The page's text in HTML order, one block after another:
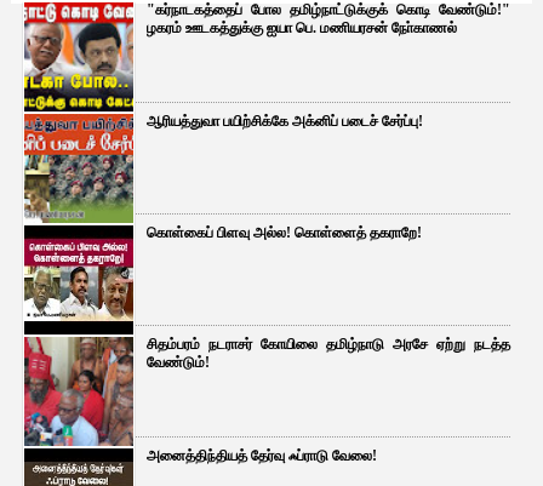
"கர்நாடகத்தைப் போல தமிழ்நாட்டுக்குக் கொடி வேண்டும்!"
ழகரம் ஊடகத்துக்கு ஐயா பெ. மணியரசன் நோ்காணல்
ஆரியத்துவா பயிற்சிக்கே அக்னிப் படைச் சேர்ப்பு!
கொள்கைப் பிளவு அல்ல! கொள்ளைத் தகராறே!
சிதம்பரம் நடராசர் கோயிலை தமிழ்நாடு அரசே ஏற்று நடத்த
வேண்டும்!
அனைத்திந்தியத் தேர்வு ஃப்ராடு வேலை!